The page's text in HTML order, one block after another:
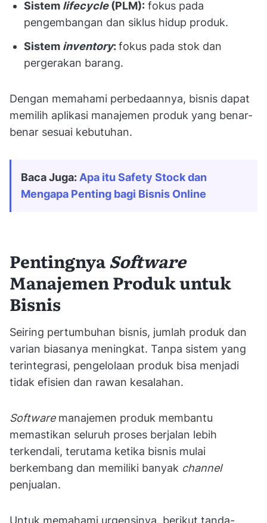
Sistem lifecycle(PLM): fokus pada
pengembangan dan siklus hidup produk.
Sistem inventory:fokus pada stok dan
pergerakan barang.
Dengan memahami perbedaannya, bisnis dapat
memilih aplikasi manajemen produk yang benar-
benar sesuai kebutuhan.
Baca Juga: Apa itu Safety Stock dan
Mengapa Penting bagi Bisnis Online
PentingnyaSoftware
Manajemen Produk untuk
Bisnis
Seiring pertumbuhan bisnis, jumlah produk dan
varian biasanya meningkat. Tanpa sistem yang
terintegrasi, pengelolaan produk bisa menjadi
tidak efisien dan rawan kesalahan.
Software manajemen produk membantu
memastikan seluruh proses berjalan lebih
terkendali, terutama ketika bisnis mulai
berkembang dan memiliki banyak channel
penjualan.
Untuk memahami urgensinya, berikut tanda-